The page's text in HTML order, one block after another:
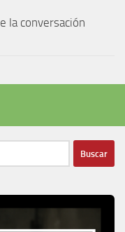
la conversación